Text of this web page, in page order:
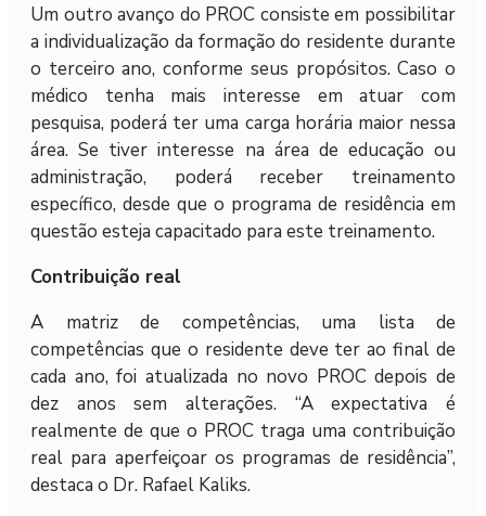
Um outro avanço do PROC consiste em possibilitar
a individualização da formação do residente durante
o terceiro ano, conforme seus propósitos. Caso o
médico tenha mais interesse em atuar com
pesquisa, poderá ter uma carga horária maior nessa
área. Se tiver interesse na área de educação ou
administração, poderá receber treinamento
específico, desde que o programa de residência em
questão esteja capacitado para este treinamento.
Contribuição real
A matriz de competências, uma lista de
competências que o residente deve ter ao final de
cada ano, foi atualizada no novo PROC depois de
dez anos sem alterações. “A expectativa é
realmente de que o PROC traga uma contribuição
real para aperfeiçoar os programas de residência”,
destaca o Dr. Rafael Kaliks.